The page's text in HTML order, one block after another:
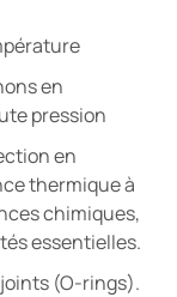
en
pression
en
thermique à
chimiques,
essentielles.
(O-rings).